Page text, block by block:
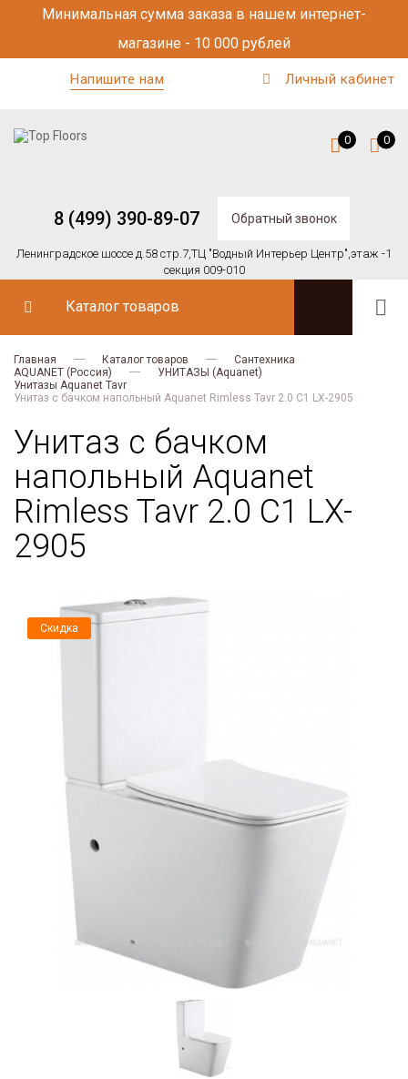
Минимальная сумма заказа в нашем интернет-
магазине - 10 000 рублей
Напишите нам Личный кабинет
8 (499) 390-89-07 Обратный звонок
Ленинградское шоссе д.58 стр.7,ТЦ "Водный Интерьер Центр",этаж -1
секция 009-010
0 0
Каталог товаров
Главная Каталог товаров
Сантехника
AQUANET (Россия)
УНИТАЗЫ (Aquanet)
Унитазы Aquanet Tavr
Унитаз с бачком напольный Aquanet Rimless Tavr 2.0 C1 LX-2905
Унитаз с бачком
напольный Aquanet
Rimless Tavr 2.0 C1 LX-
2905
Скидка